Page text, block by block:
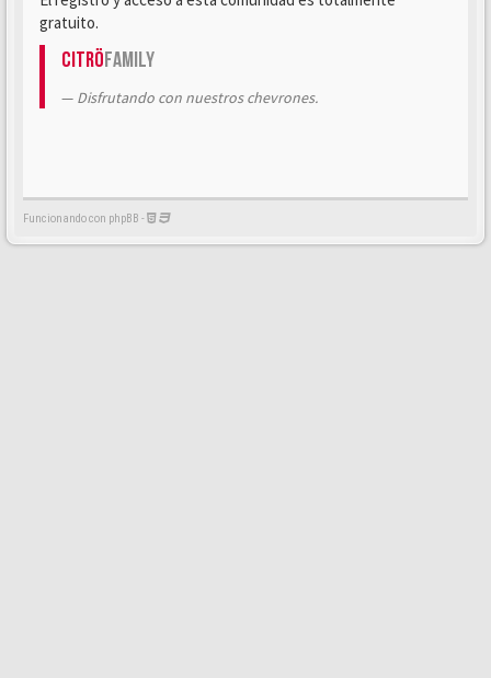
gratuito.
CitröFamily
Disfrutando con nuestros chevrones.
Funcionando con phpBB -